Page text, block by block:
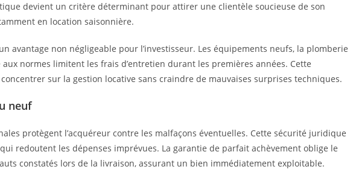
devient un critère déterminant pour attirer une clientèle soucieuse de son
en location saisonnière.
avantage non négligeable pour l’investisseur. Les équipements neufs, la plomberie
normes limitent les frais d’entretien durant les premières années. Cette
sur la gestion locative sans craindre de mauvaises surprises techniques.
neuf
protègent l’acquéreur contre les malfaçons éventuelles. Cette sécurité juridique
redoutent les dépenses imprévues. La garantie de parfait achèvement oblige le
constatés lors de la livraison, assurant un bien immédiatement exploitable.